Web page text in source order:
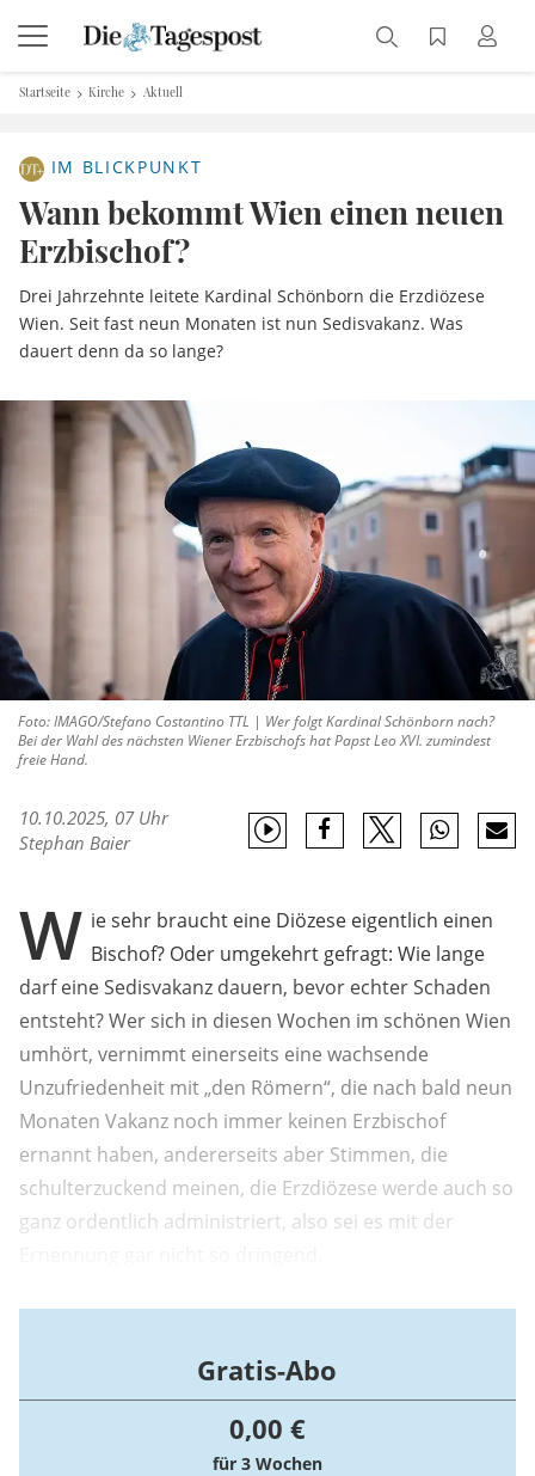
Startseite Kirche Aktuell
IM BLICKPUNKT
Wann bekommt Wien einen neuen
Erzbischof?
Drei Jahrzehnte leitete Kardinal Schönborn die Erzdiözese
Wien. Seit fast neun Monaten ist nun Sedisvakanz. Was
dauert denn da so lange?
Foto: IMAGO/Stefano Costantino TTL | Wer folgt Kardinal Schönborn nach?
Bei der Wahl des nächsten Wiener Erzbischofs hat Papst Leo XVI. zumindest
freie Hand.
10.10.2025, 07 Uhr
Stephan Baier
W ie sehr braucht eine Diözese eigentlich einen
Bischof? Oder umgekehrt gefragt: Wie lange
darf eine Sedisvakanz dauern, bevor echter Schaden
entsteht? Wer sich in diesen Wochen im schönen Wien
umhört, vernimmt einerseits eine wachsende
Unzufriedenheit mit „den Römern“, die nach bald neun
Monaten Vakanz noch immer keinen Erzbischof
ernannt haben, andererseits aber Stimmen, die
schulterzuckend meinen, die Erzdiözese werde auch so
ganz ordentlich administriert, also sei es mit der
Gratis-Abo
0,00 €
für 3 Wochen